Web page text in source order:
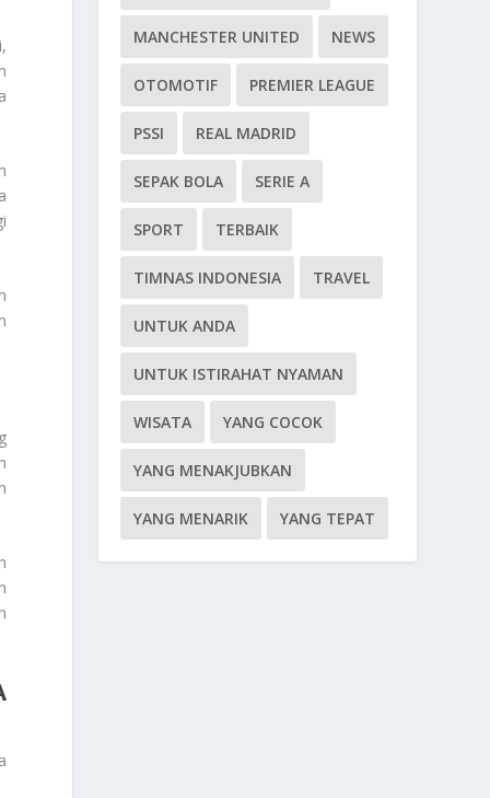
MANCHESTER UNITED NEWS
OTOMOTIF PREMIER LEAGUE
PSSI REAL MADRID
SEPAK BOLA SERIE A
SPORT TERBAIK
TIMNAS INDONESIA TRAVEL
UNTUK ANDA
UNTUK ISTIRAHAT NYAMAN
WISATA YANG COCOK
YANG MENAKJUBKAN
YANG MENARIK YANG TEPAT